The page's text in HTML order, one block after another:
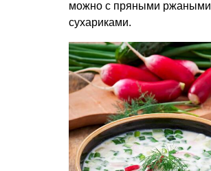
можно с пряными ржаными
сухариками.